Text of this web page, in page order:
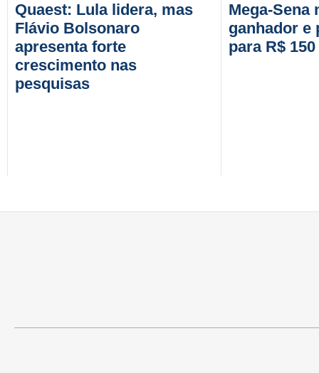
Quaest: Lula lidera, mas
Flávio Bolsonaro
apresenta forte
crescimento nas
pesquisas
Mega-Sena
ganhador e
para R$